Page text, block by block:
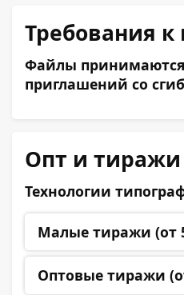
Требования
Файлы принимаются
приглашений со
Опт и тиражи
Технологии
Малые тиражи (от
Оптовые тиражи